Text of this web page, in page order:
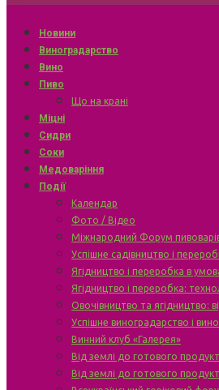
Новини
Виноградарство
Вино
Пиво
Що на крані
Міцні
Сидри
Соки
Медоваріння
Події
Календар
Фото / Відео
Міжнародний Форум
Успішне садівництво і
Ягідництво і переробка в
Ягідництво і переробка:
Овочівництво та ягідництво:
Успішне виноградарство і
Винний клуб «Галерея»
Від землі до готового
Від землі до готового